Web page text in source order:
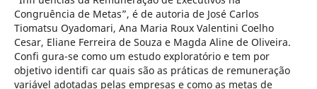
Congruência de Metas”, é de autoria de José Carlos
Tiomatsu Oyadomari, Ana Maria Roux Valentini Coelho
Cesar, Eliane Ferreira de Souza e Magda Aline de Oliveira.
Confi gura-se como um estudo exploratório e tem por
objetivo identifi car quais são as práticas de remuneração
variável adotadas pelas empresas e como as metas de